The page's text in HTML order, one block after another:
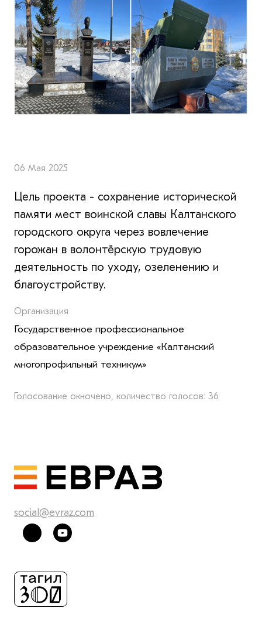
06 Мая 2025
Цель проекта - сохранение исторической
памяти мест воинской славы Калтанского
городского округа через вовлечение
горожан в волонтёрскую трудовую
деятельность по уходу, озеленению и
благоустройству.
Организация
Государственное профессиональное
образовательное учреждение «Калтанский
многопрофильный техникум»
Голосование окночено, количество голосов: 36
social@evraz.com